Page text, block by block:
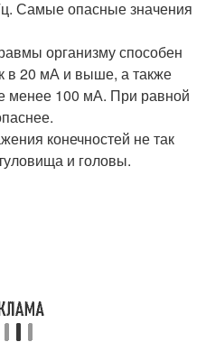
Самые опасные значения
организму способен
в 20 мА и выше, а также
менее 100 мА. При равной
конечностей не так
и головы.